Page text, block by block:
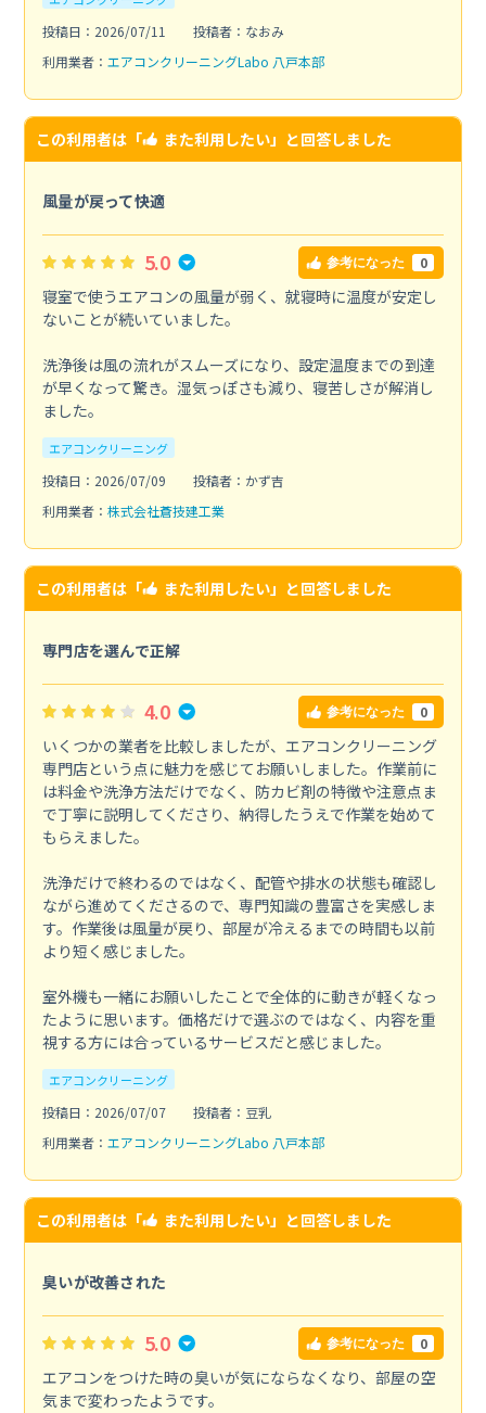
投稿日：2026/07/11
投稿者：なおみ
利用業者： エアコンクリーニングLabo 八戸本部
この利用者は「 また利用したい」と回答しました
風量が戻って快適
5.0 参考になった 0
寝室で使うエアコンの風量が弱く、就寝時に温度が安定し
ないことが続いていました。
洗浄後は風の流れがスムーズになり、設定温度までの到達
が早くなって驚き。湿気っぽさも減り、寝苦しさが解消し
ました。
エアコンクリーニング
投稿日：2026/07/09
投稿者：かず吉
利用業者： 株式会社蒼技建工業
この利用者は「 また利用したい」と回答しました
専門店を選んで正解
4.0 参考になった 0
いくつかの業者を比較しましたが、エアコンクリーニング
専門店という点に魅力を感じてお願いしました。作業前に
は料金や洗浄方法だけでなく、防カビ剤の特徴や注意点ま
で丁寧に説明してくださり、納得したうえで作業を始めて
もらえました。
洗浄だけで終わるのではなく、配管や排水の状態も確認し
ながら進めてくださるので、専門知識の豊富さを実感しま
す。作業後は風量が戻り、部屋が冷えるまでの時間も以前
より短く感じました。
室外機も一緒にお願いしたことで全体的に動きが軽くなっ
たように思います。価格だけで選ぶのではなく、内容を重
視する方には合っているサービスだと感じました。
エアコンクリーニング
投稿日：2026/07/07
投稿者：豆乳
利用業者： エアコンクリーニングLabo 八戸本部
この利用者は「 また利用したい」と回答しました
臭いが改善された
5.0 参考になった 0
エアコンをつけた時の臭いが気にならなくなり、部屋の空
気まで変わったようです。